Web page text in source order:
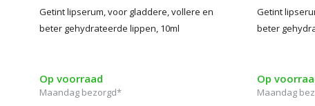
Getint lipserum, voor gladdere, vollere en
beter gehydrateerde lippen, 10ml
Op voorraad
Maandag bezorgd*
Getint
beter
Op
Maandag